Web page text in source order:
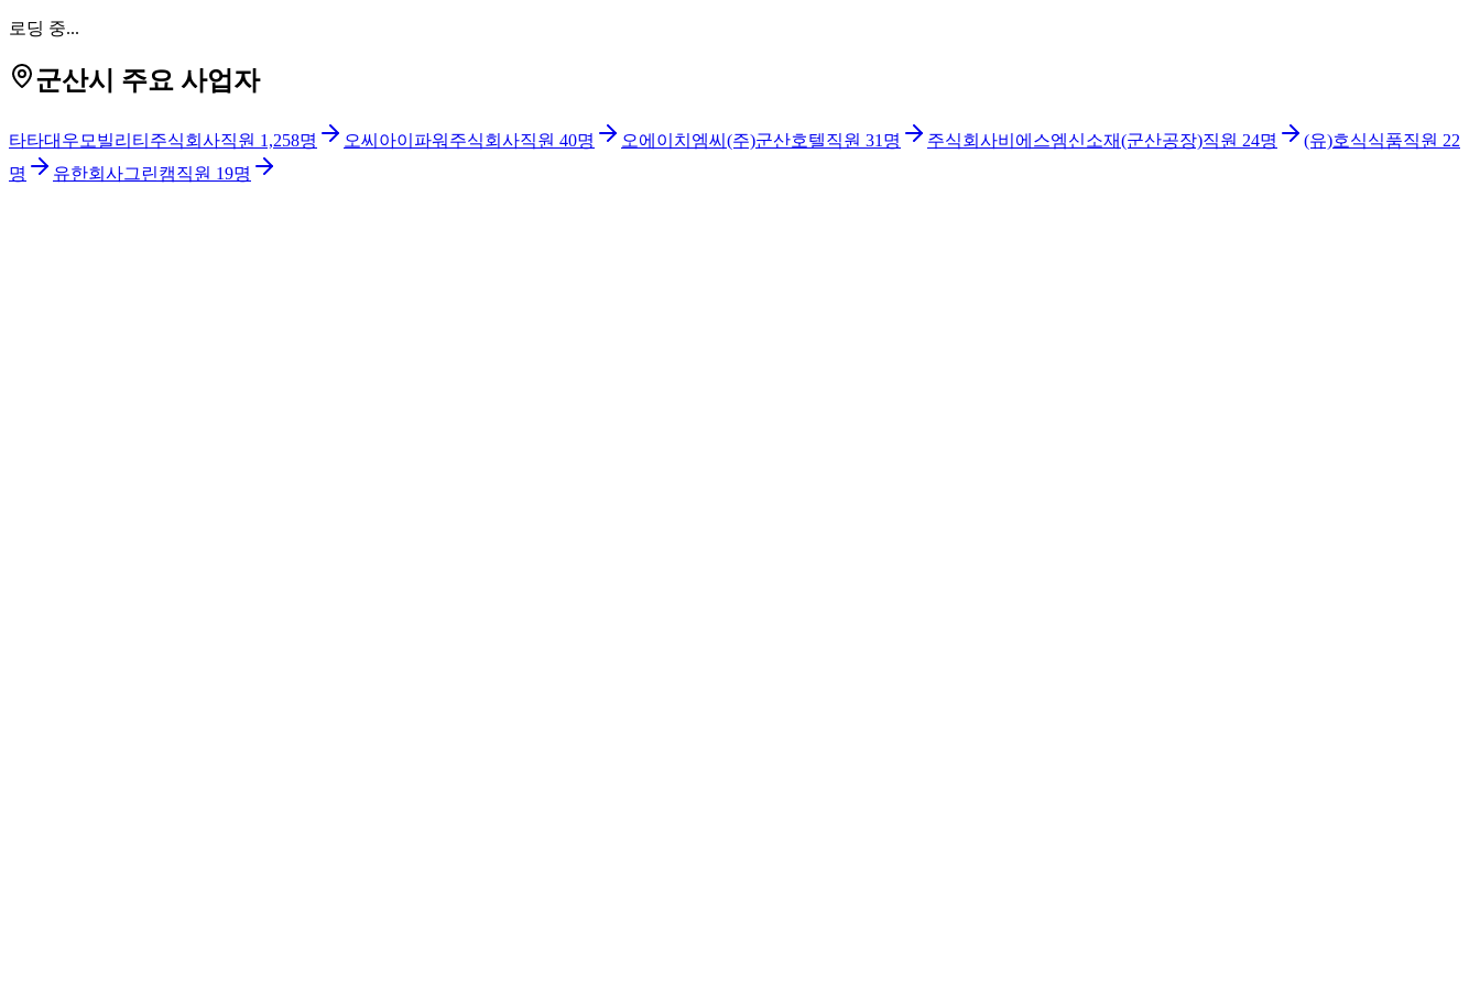
로딩 중...
군산시 주요 사업자
타타대우모빌리티주식회사직원 1,258명 오씨아이파워주식회사직원 40명 오에이치엠씨(주)군산호텔직원 31 명 주식회사비에스엠신소재(군산공장)직원 24명 (유)호식식품직원 22
명
유한회사그린캠직원 19명